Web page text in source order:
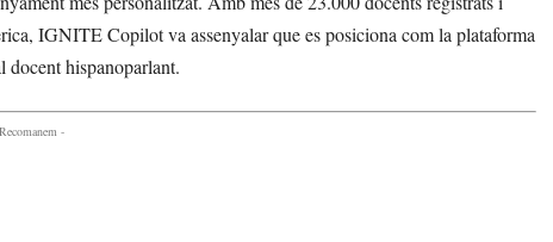
IGNITE Copilot va assenyalar que es posiciona com la plataforma
docent hispanoparlant.
-